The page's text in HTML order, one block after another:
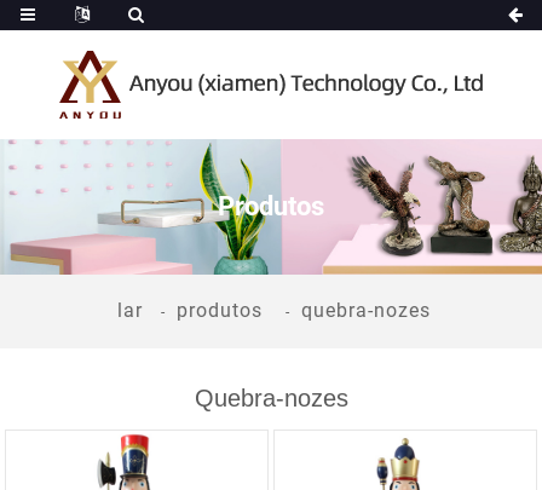
Produtos
lar produtos quebra-nozes
Quebra-nozes